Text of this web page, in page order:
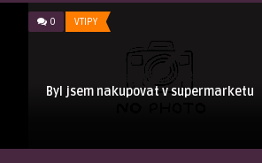
0 VTIPY
Byl jsem nakupovat v supermarketu